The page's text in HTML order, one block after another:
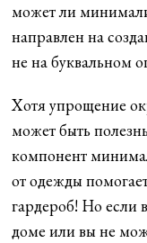
может ли
направлен на
не на буквальном
Хотя упрощение
может быть
компонент
от одежды
гардероб! Но если
доме или вы не